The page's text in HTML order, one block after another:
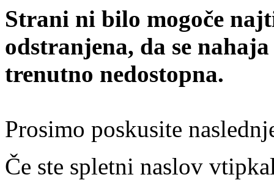
Strani ni bilo mogoče
odstranjena, da se
trenutno nedostopna.
Prosimo poskusite
Če ste spletni naslov